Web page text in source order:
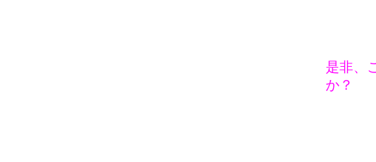
是非、
か？